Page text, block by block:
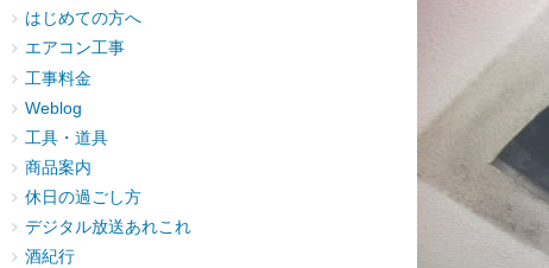
はじめての方へ
エアコン工事
工事料金
Weblog
工具・道具
商品案内
休日の過ごし方
デジタル放送あれこれ
酒紀行